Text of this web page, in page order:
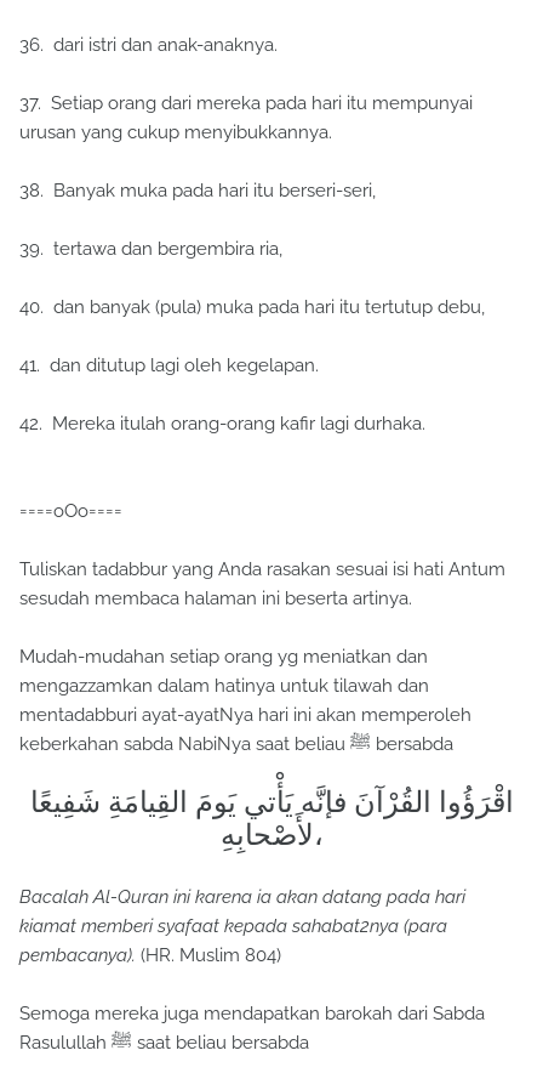
36. dari istri dan anak-anaknya.
37. Setiap orang dari mereka pada hari itu mempunyai
urusan yang cukup menyibukkannya.
38. Banyak muka pada hari itu berseri-seri,
39. tertawa dan bergembira ria,
40. dan banyak (pula) muka pada hari itu tertutup debu,
41. dan ditutup lagi oleh kegelapan.
42. Mereka itulah orang-orang kafir lagi durhaka.
====oOo====
Tuliskan tadabbur yang Anda rasakan sesuai isi hati Antum
sesudah membaca halaman ini beserta artinya.
Mudah-mudahan setiap orang yg meniatkan dan
mengazzamkan dalam hatinya untuk tilawah dan
mentadabburi ayat-ayatNya hari ini akan memperoleh
keberkahan sabda NabiNya saat beliau ﷺ bersabda
اقْرَؤُوا القُرْآنَ فإنَّه يَأْتي يَومَ القِيامَةِ شَفِيعًا
لأَصْحابِهِ،
Bacalah Al-Quran ini karena ia akan datang pada hari
kiamat memberi syafaat kepada sahabat2nya (para
pembacanya). (HR. Muslim 804)
Semoga mereka juga mendapatkan barokah dari Sabda
Rasulullah ﷺ saat beliau bersabda